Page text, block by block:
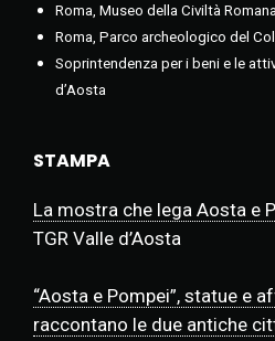
Roma, Museo della Civiltà Romana
Roma, Parco archeologico del
Soprintendenza per i beni e le
d’Aosta
STAMPA
La mostra che lega Aosta e
TGR Valle d’Aosta
“Aosta e Pompei”, statue e
raccontano le due antiche